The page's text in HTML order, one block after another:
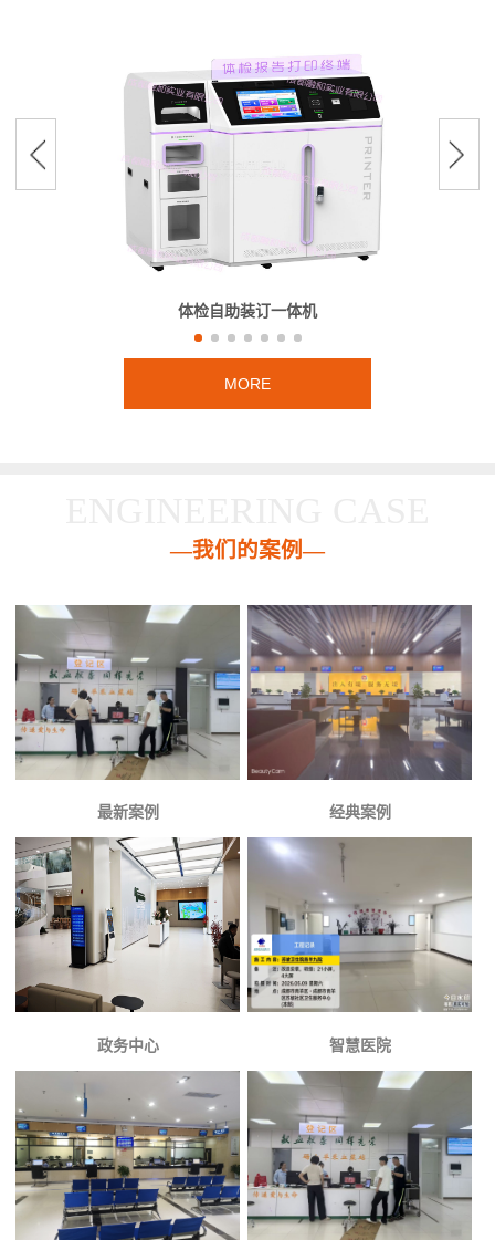
体检自助装订一体机
MORE
—我们的案例—
最新案例 经典案例
政务中心 智慧医院